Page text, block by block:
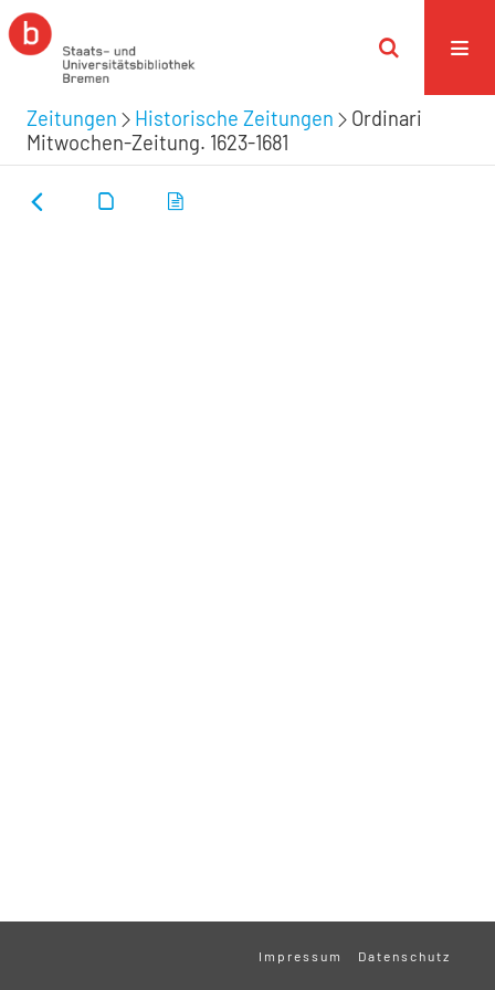
Zeitungen Historische Zeitungen
Ordinari
Mitwochen-Zeitung. 1623-1681
Impressum Datenschutz